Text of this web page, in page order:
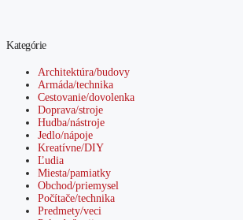
Kategórie
Architektúra/budovy
Armáda/technika
Cestovanie/dovolenka
Doprava/stroje
Hudba/nástroje
Jedlo/nápoje
Kreatívne/DIY
Ľudia
Miesta/pamiatky
Obchod/priemysel
Počítače/technika
Predmety/veci